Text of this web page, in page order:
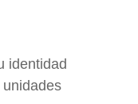
identidad